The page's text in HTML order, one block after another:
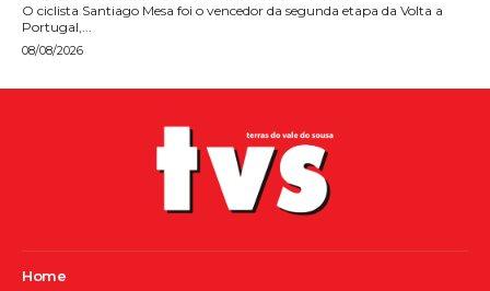
O ciclista Santiago Mesa foi o vencedor da segunda etapa da Volta a
Portugal,...
08/08/2026
Home